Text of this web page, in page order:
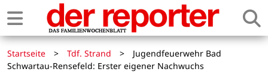
Startseite > Tdf. Strand >
Jugendfeuerwehr Bad
Schwartau-Rensefeld: Erster eigener Nachwuchs